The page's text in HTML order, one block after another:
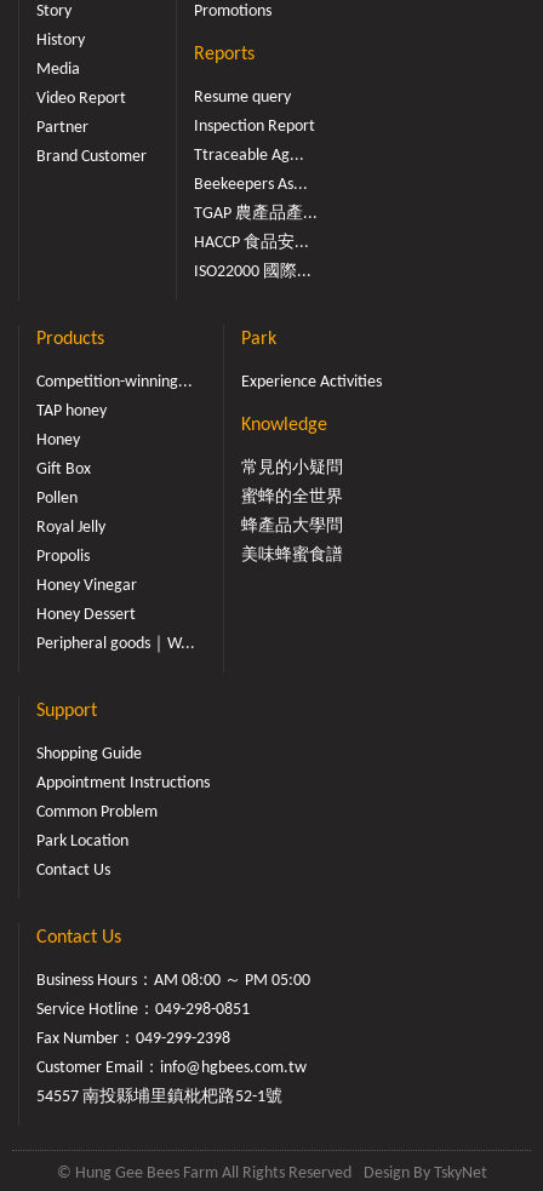
Story
History
Media
Video Report
Partner
Brand Customer
Promotions
Reports
Resume query
Inspection Report
Ttraceable Ag...
Beekeepers As...
TGAP 農產品產...
HACCP 食品安...
ISO22000 國際...
Products
Competition-winning...
TAP honey
Honey
Gift Box
Pollen
Royal Jelly
Propolis
Honey Vinegar
Honey Dessert
Peripheral goods｜W...
Park
Experience Activities
Knowledge
常見的小疑問
蜜蜂的全世界
蜂產品大學問
美味蜂蜜食譜
Support
Shopping Guide
Appointment Instructions
Common Problem
Park Location
Contact Us
Contact Us
Business Hours：AM 08:00 ～ PM 05:00
Service Hotline： 049-298-0851
Fax Number：049-299-2398
Customer Email： info@hgbees.com.tw
54557 南投縣埔里鎮枇杷路52-1號
© Hung Gee Bees Farm All Rights Reserved Design By TskyNet